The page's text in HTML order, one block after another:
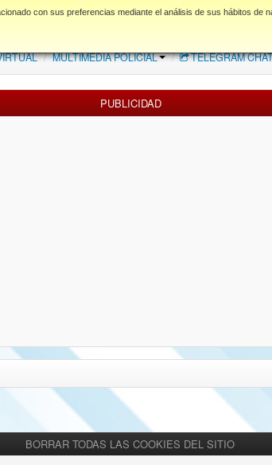
con sus preferencias mediante el análisis de sus hábitos de
NORMAS FORO Descargas
/ MULTIMEDIA POLICIAL / TELEGRAM
PUBLICIDAD
BORRAR TODAS LAS COOKIES DEL SITIO